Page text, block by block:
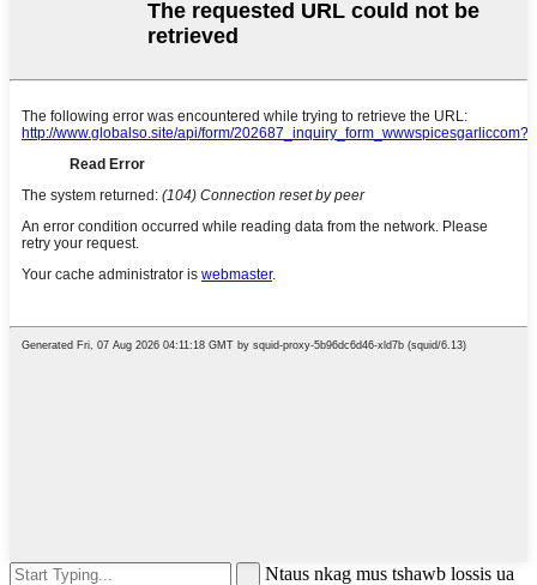
Ntaus nkag mus tshawb lossis ua